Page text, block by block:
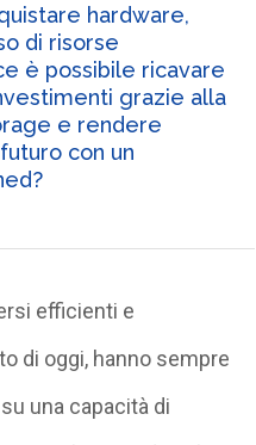
hardware,
di risorse
è possibile ricavare
grazie alla
e rendere
con un
efficienti e
di oggi, hanno sempre
una capacità di